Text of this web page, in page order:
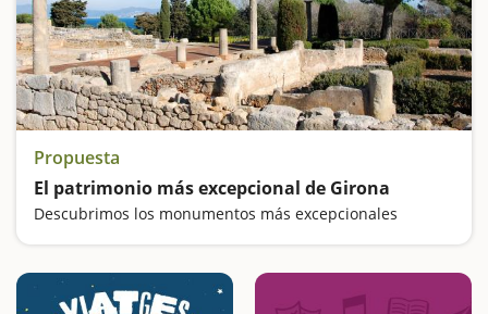
Propuesta
El patrimonio más excepcional de Girona
Descubrimos los monumentos más excepcionales